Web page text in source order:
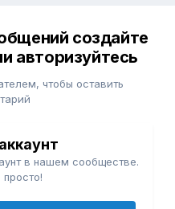
создайте
авторизуйтесь
чтобы оставить
в нашем сообществе.
просто!